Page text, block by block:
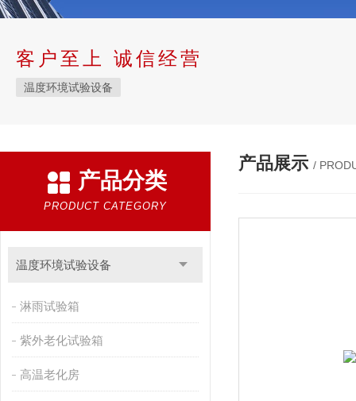
客户至上 诚信经营
温度环境试验设备
产品分类
PRODUCT CATEGORY
温度环境试验设备
淋雨试验箱
紫外老化试验箱
高温老化房
产品展示 /